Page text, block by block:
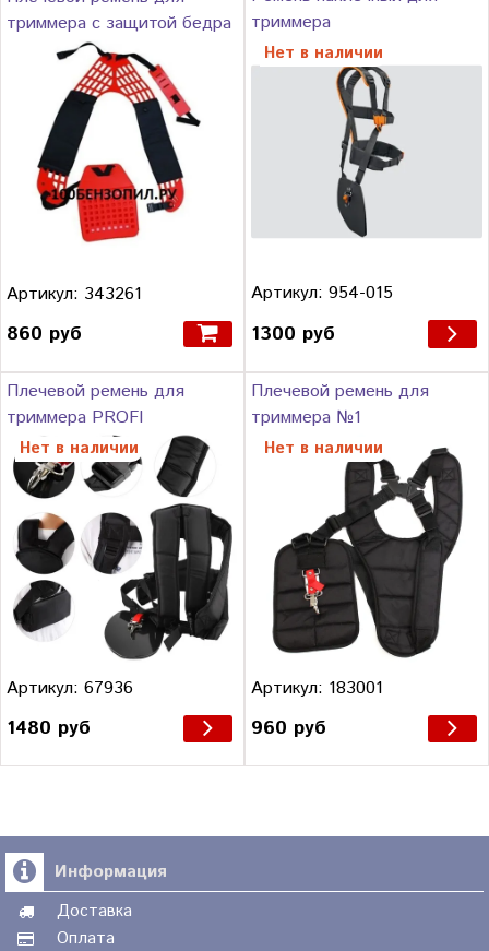
триммера с защитой бедра
Артикул: 343261
860 руб
триммера
Нет в наличии
Артикул: 954-015
1300 руб
Плечевой ремень для
триммера PROFI
Нет в наличии
Артикул: 67936
1480 руб
Плечевой ремень для
триммера №1
Нет в наличии
Артикул: 183001
960 руб
Информация
Доставка
Оплата